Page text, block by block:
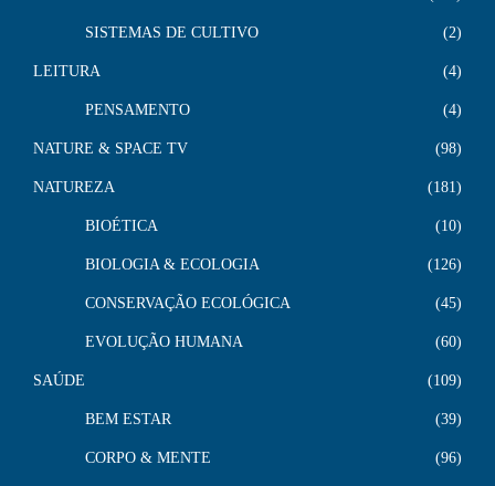
SISTEMAS DE CULTIVO 2
LEITURA 4
PENSAMENTO 4
NATURE & SPACE TV 98
NATUREZA 181
BIOÉTICA 10
BIOLOGIA & ECOLOGIA 126
CONSERVAÇÃO ECOLÓGICA 45
EVOLUÇÃO HUMANA 60
SAÚDE 109
BEM ESTAR 39
CORPO & MENTE 96